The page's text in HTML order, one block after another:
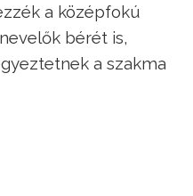
a középfokú
bérét is,
a szakma